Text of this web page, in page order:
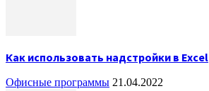
Как использовать надстройки в Excel
Офисные программы 21.04.2022